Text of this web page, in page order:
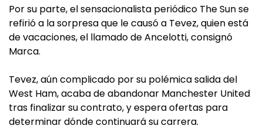
Por su parte, el sensacionalista periódico The Sun se
refirió a la sorpresa que le causó a Tevez, quien está
de vacaciones, el llamado de Ancelotti, consignó
Marca.
Tevez, aún complicado por su polémica salida del
West Ham, acaba de abandonar Manchester United
tras finalizar su contrato, y espera ofertas para
determinar dónde continuará su carrera.